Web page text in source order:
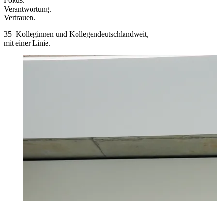
Verantwortung.
Vertrauen.
35+Kolleginnen und Kollegendeutschlandweit,
mit einer Linie.